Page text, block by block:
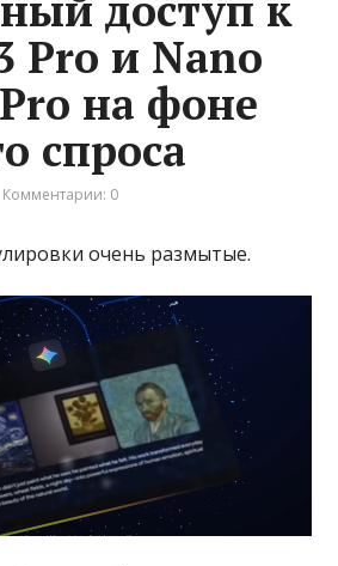
Pro и Nano
на фоне
спроса
Комментарии: 0
очень размытые.